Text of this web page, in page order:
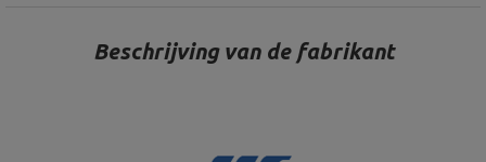
Beschrijving van de fabrikant